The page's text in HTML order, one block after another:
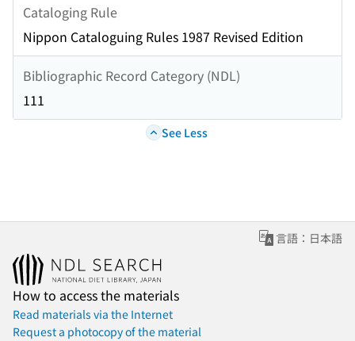
Cataloging Rule
Nippon Cataloguing Rules 1987 Revised Edition
Bibliographic Record Category (NDL)
111
See Less
言語：日本語
How to access the materials
Read materials via the Internet
Request a photocopy of the material